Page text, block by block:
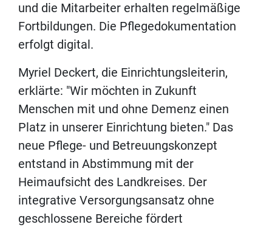
und die Mitarbeiter erhalten regelmäßige
Fortbildungen. Die Pflegedokumentation
erfolgt digital.
Myriel Deckert, die Einrichtungsleiterin,
erklärte: "Wir möchten in Zukunft
Menschen mit und ohne Demenz einen
Platz in unserer Einrichtung bieten." Das
neue Pflege- und Betreuungskonzept
entstand in Abstimmung mit der
Heimaufsicht des Landkreises. Der
integrative Versorgungsansatz ohne
geschlossene Bereiche fördert